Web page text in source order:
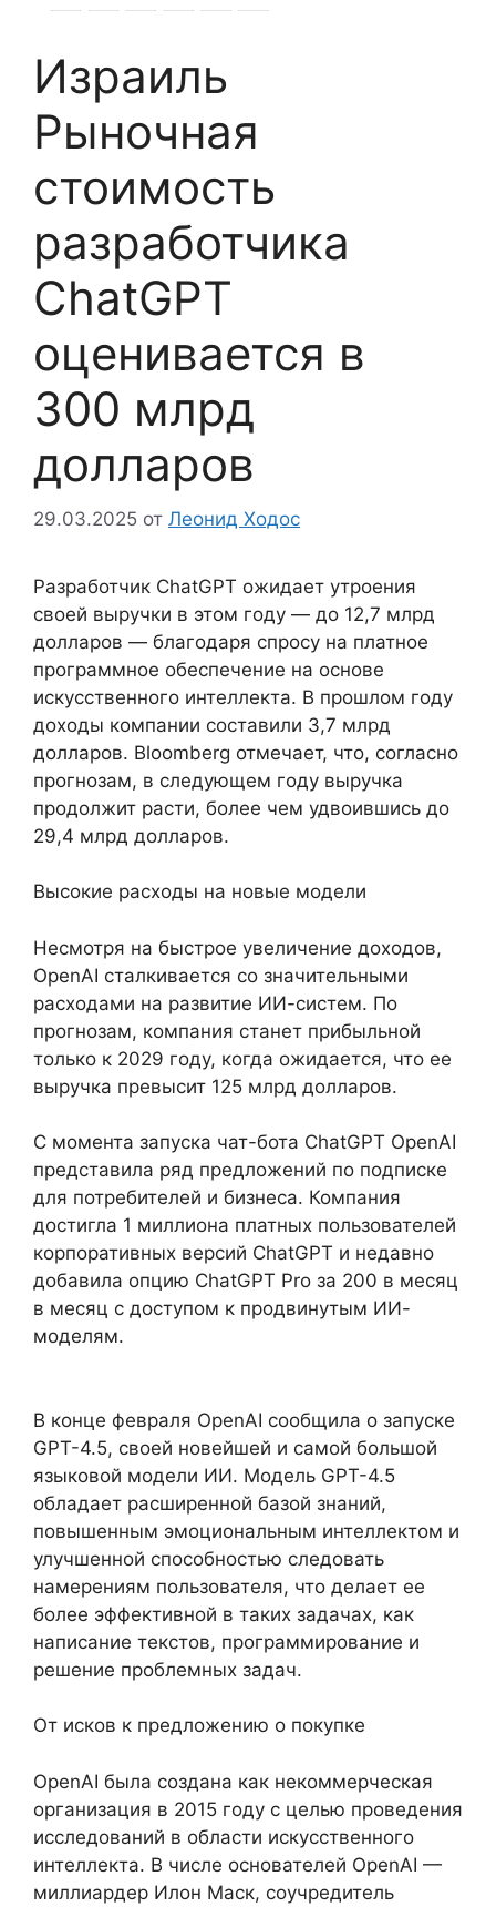
Израиль
Рыночная
стоимость
разработчика
ChatGPT
оценивается в
300 млрд
долларов
29.03.2025 от Леонид Ходос
Разработчик ChatGPT ожидает утроения
своей выручки в этом году — до 12,7 млрд
долларов — благодаря спросу на платное
программное обеспечение на основе
искусственного интеллекта. В прошлом году
доходы компании составили 3,7 млрд
долларов. Bloomberg отмечает, что, согласно
прогнозам, в следующем году выручка
продолжит расти, более чем удвоившись до
29,4 млрд долларов.
Высокие расходы на новые модели
Несмотря на быстрое увеличение доходов,
OpenAI сталкивается со значительными
расходами на развитие ИИ-систем. По
прогнозам, компания станет прибыльной
только к 2029 году, когда ожидается, что ее
выручка превысит 125 млрд долларов.
С момента запуска чат-бота ChatGPT OpenAI
представила ряд предложений по подписке
для потребителей и бизнеса. Компания
достигла 1 миллиона платных пользователей
корпоративных версий ChatGPT и недавно
добавила опцию ChatGPT Pro за 200 в месяц
в месяц с доступом к продвинутым ИИ-
моделям.
В конце февраля OpenAI сообщила о запуске
GPT-4.5, своей новейшей и самой большой
языковой модели ИИ. Модель GPT-4.5
обладает расширенной базой знаний,
повышенным эмоциональным интеллектом и
улучшенной способностью следовать
намерениям пользователя, что делает ее
более эффективной в таких задачах, как
написание текстов, программирование и
решение проблемных задач.
От исков к предложению о покупке
OpenAI была создана как некоммерческая
организация в 2015 году с целью проведения
исследований в области искусственного
интеллекта. В числе основателей OpenAI —
миллиардер Илон Маск, соучредитель